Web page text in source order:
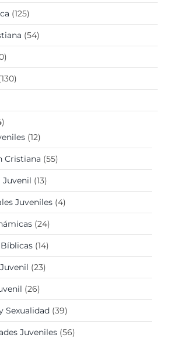
(125)
(54)
(12)
Cristiana (55)
Juvenil (13)
Juveniles (4)
(24)
(14)
(23)
(26)
Sexualidad (39)
Juveniles (56)